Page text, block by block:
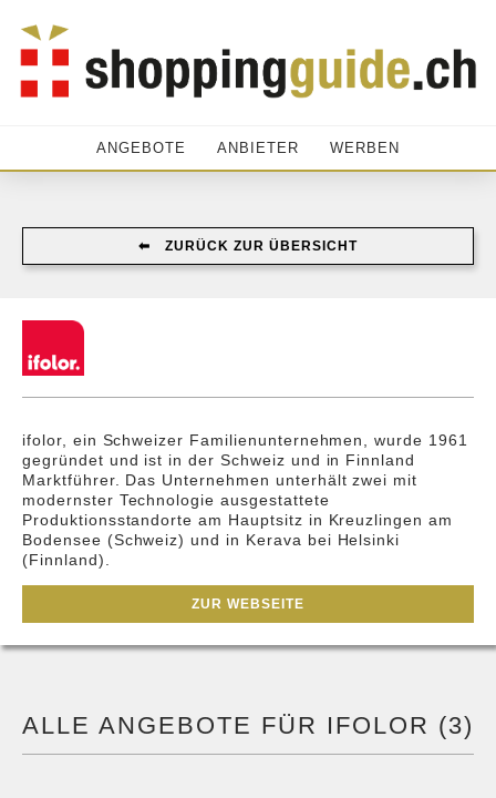
ANGEBOTE ANBIETER WERBEN
⬅︎ ZURÜCK ZUR ÜBERSICHT
ifolor, ein Schweizer Familienunternehmen, wurde 1961
gegründet und ist in der Schweiz und in Finnland
Marktführer. Das Unternehmen unterhält zwei mit
modernster Technologie ausgestattete
Produktionsstandorte am Hauptsitz in Kreuzlingen am
Bodensee (Schweiz) und in Kerava bei Helsinki
(Finnland).
ZUR WEBSEITE
ALLE ANGEBOTE FÜR IFOLOR (3)